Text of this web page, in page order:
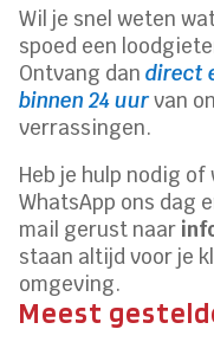
Wil je snel weten
spoed een
Ontvang dandirect
binnen 24 uurvan
verrassingen.
Heb je hulp nodig
WhatsApp ons dag
mail gerust naar
staan altijd voor je
omgeving.
Meest